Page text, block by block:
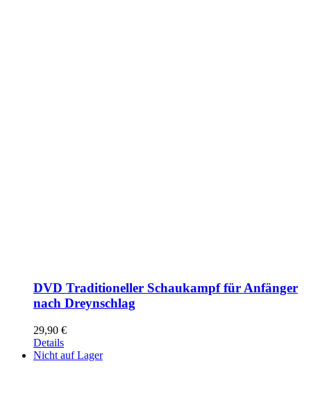
DVD Traditioneller Schaukampf für Anfänger
nach Dreynschlag
29,90 €
Details
Nicht auf Lager